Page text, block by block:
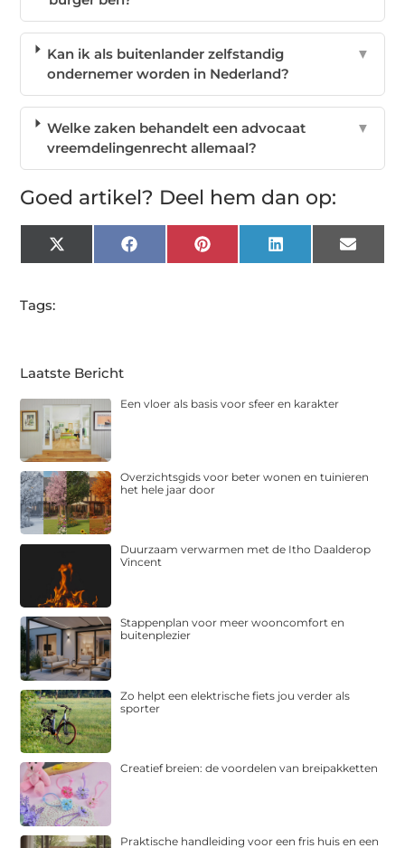
Kan ik als buitenlander zelfstandig
ondernemer worden in Nederland?
▼
Welke zaken behandelt een advocaat
vreemdelingenrecht allemaal?
▼
Goed artikel? Deel hem dan op:
X
(Twitter)
FacebookPinterest LinkedIn Email
Tags:
Laatste Bericht
Een vloer als basis voor sfeer en karakter
Overzichtsgids voor beter wonen en tuinieren
het hele jaar door
Duurzaam verwarmen met de Itho Daalderop
Vincent
Stappenplan voor meer wooncomfort en
buitenplezier
Zo helpt een elektrische fiets jou verder als
sporter
Creatief breien: de voordelen van breipakketten
Praktische handleiding voor een fris huis en een